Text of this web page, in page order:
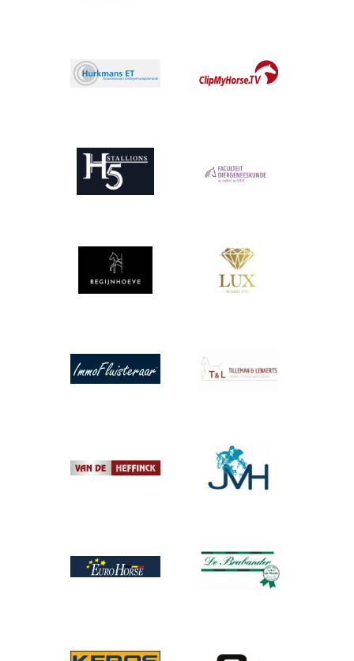
Afbeelding
Afbeelding Afbeelding
Afbeelding Afbeelding
Afbeelding Afbeelding
Afbeelding
Afbeelding
Afbeelding
Afbeelding
Afbeelding